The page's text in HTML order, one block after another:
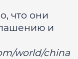
что они
и
world/china